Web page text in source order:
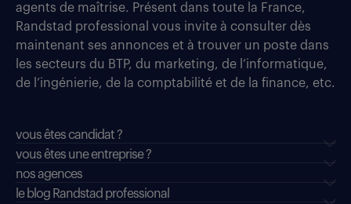
agents de maîtrise. Présent dans toute la France,
Randstad professional vous invite à consulter dès
maintenant ses annonces et à trouver un poste dans
les secteurs du BTP, du marketing, de l’informatique,
de l’ingénierie, de la comptabilité et de la finance, etc.
vous êtes candidat ?
vous êtes une entreprise ?
nos agences
le blog Randstad professional